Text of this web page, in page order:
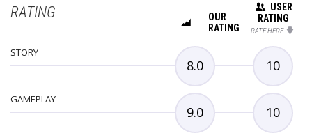
RATING
OUR
RATING
USER
RATING
RATE HERE
STORY
8.0 10
GAMEPLAY
9.0 10